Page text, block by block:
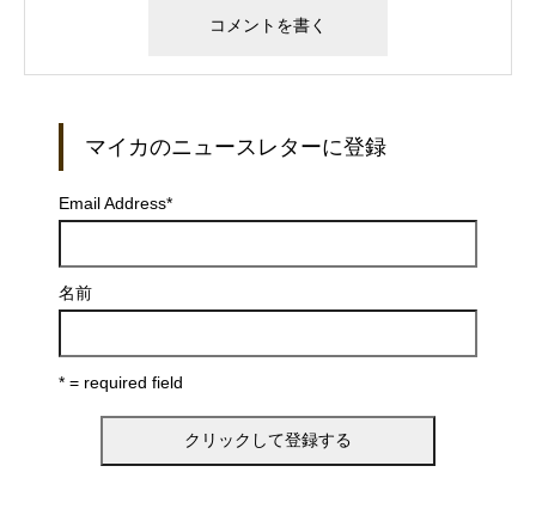
マイカのニュースレターに登録
Email Address*
名前
* = required field